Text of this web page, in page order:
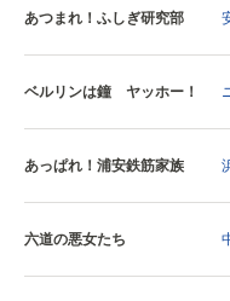
あつまれ！ふしぎ研究部
ベルリンは鐘 ヤッホー！
あっぱれ！浦安鉄筋家族
六道の悪女たち